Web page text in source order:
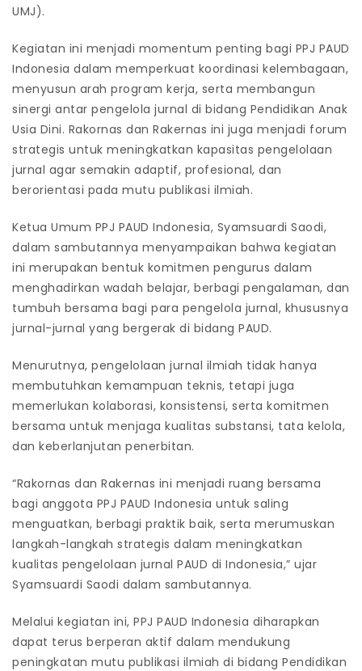
UMJ).
Kegiatan ini menjadi momentum penting bagi PPJ PAUD
Indonesia dalam memperkuat koordinasi kelembagaan,
menyusun arah program kerja, serta membangun
sinergi antar pengelola jurnal di bidang Pendidikan Anak
Usia Dini. Rakornas dan Rakernas ini juga menjadi forum
strategis untuk meningkatkan kapasitas pengelolaan
jurnal agar semakin adaptif, profesional, dan
berorientasi pada mutu publikasi ilmiah.
Ketua Umum PPJ PAUD Indonesia, Syamsuardi Saodi,
dalam sambutannya menyampaikan bahwa kegiatan
ini merupakan bentuk komitmen pengurus dalam
menghadirkan wadah belajar, berbagi pengalaman, dan
tumbuh bersama bagi para pengelola jurnal, khususnya
jurnal-jurnal yang bergerak di bidang PAUD.
Menurutnya, pengelolaan jurnal ilmiah tidak hanya
membutuhkan kemampuan teknis, tetapi juga
memerlukan kolaborasi, konsistensi, serta komitmen
bersama untuk menjaga kualitas substansi, tata kelola,
dan keberlanjutan penerbitan.
“Rakornas dan Rakernas ini menjadi ruang bersama
bagi anggota PPJ PAUD Indonesia untuk saling
menguatkan, berbagi praktik baik, serta merumuskan
langkah-langkah strategis dalam meningkatkan
kualitas pengelolaan jurnal PAUD di Indonesia,” ujar
Syamsuardi Saodi dalam sambutannya.
Melalui kegiatan ini, PPJ PAUD Indonesia diharapkan
dapat terus berperan aktif dalam mendukung
peningkatan mutu publikasi ilmiah di bidang Pendidikan